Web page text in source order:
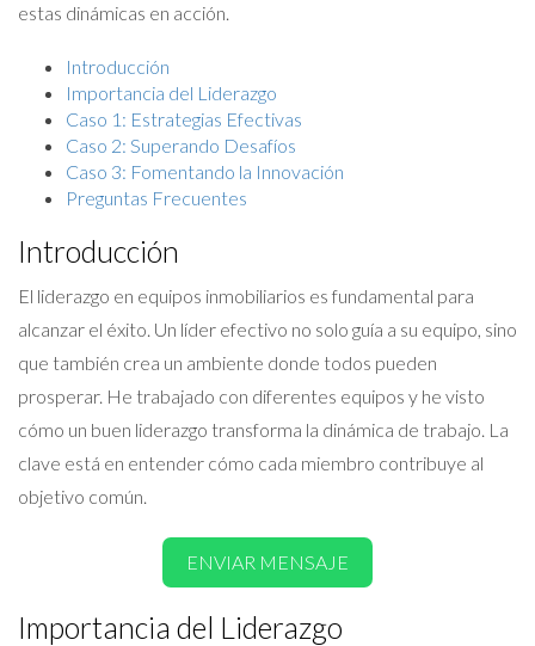
estas dinámicas en acción.
Introducción
Importancia del Liderazgo
Caso 1: Estrategias Efectivas
Caso 2: Superando Desafíos
Caso 3: Fomentando la Innovación
Preguntas Frecuentes
Introducción
El liderazgo en equipos inmobiliarios es fundamental para
alcanzar el éxito. Un líder efectivo no solo guía a su equipo, sino
que también crea un ambiente donde todos pueden
prosperar. He trabajado con diferentes equipos y he visto
cómo un buen liderazgo transforma la dinámica de trabajo. La
clave está en entender cómo cada miembro contribuye al
objetivo común.
ENVIAR MENSAJE
Importancia del Liderazgo